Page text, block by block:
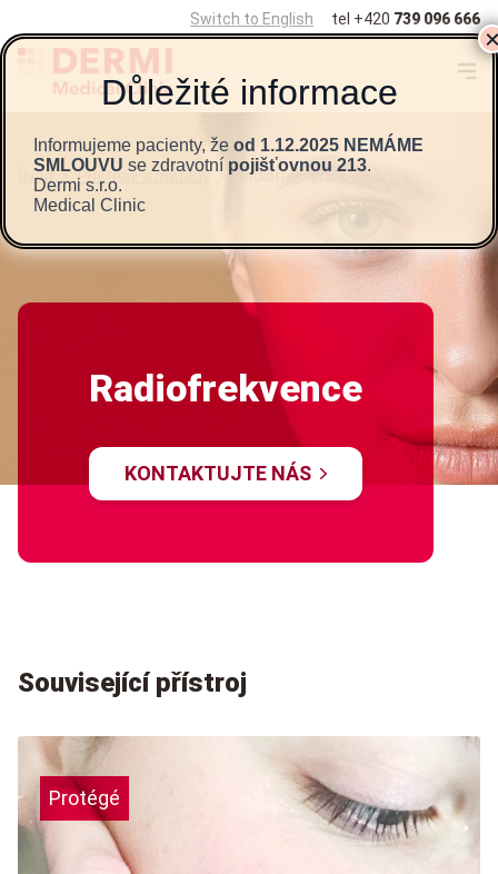
Switch to English tel +420 739 096 666
Úvod > Přístroje a metody > Radiofrekvence
Radiofrekvence
KONTAKTUJTE NÁS
Související přístroj
Protégé
Informujeme pacienty, že od 1.12.2025 NEMÁME
SMLOUVU se zdravotní pojišťovnou 213.
Dermi s.r.o.
Medical Clinic